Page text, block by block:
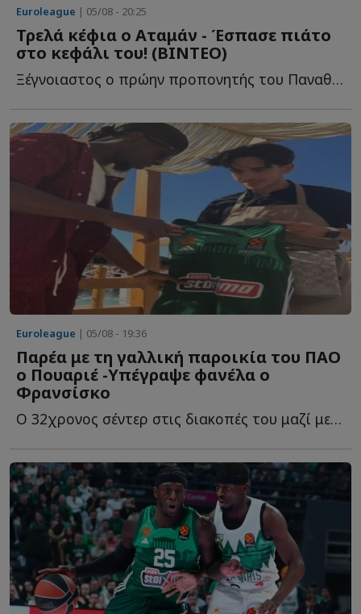
Euroleague | 05/08 - 20:25
Τρελά κέφια ο Αταμάν - Έσπασε πιάτο
στο κεφάλι του! (ΒΙΝΤΕΟ)
Ξέγνοιαστος ο πρώην προπονητής του Παναθηναϊκού σ...
Euroleague | 05/08 - 19:36
Παρέα με τη γαλλική παροικία του ΠΑΟ
ο Πουαριέ -Υπέγραψε φανέλα ο
Φρανσίσκo
Ο 32χρονος σέντερ στις διακοπές του μαζί με τους συμπατριώτες τ...